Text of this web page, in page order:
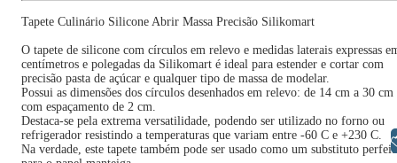
Tapete Culinário Silicone Abrir Massa Precisão Silikomart
O tapete de silicone com círculos em relevo e medidas laterais expressas
centímetros e polegadas da Silikomart é ideal para estender e cortar com
precisão pasta de açúcar e qualquer tipo de massa de modelar.
Possui as dimensões dos círculos desenhados em relevo: de 14 cm a 30 cm
com espaçamento de 2 cm.
Destaca-se pela extrema versatilidade, podendo ser utilizado no forno ou
refrigerador resistindo a temperaturas que variam entre -60 C e +230 C.
Na verdade, este tapete também pode ser usado como um substituto
Libras